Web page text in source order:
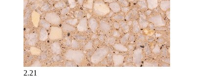
2.21